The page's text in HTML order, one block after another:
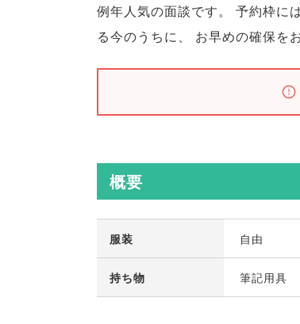
例年人気の面談です。 予約枠に
る今のうちに、 お早めの確保を
概要
服装 自由
持ち物 筆記用具